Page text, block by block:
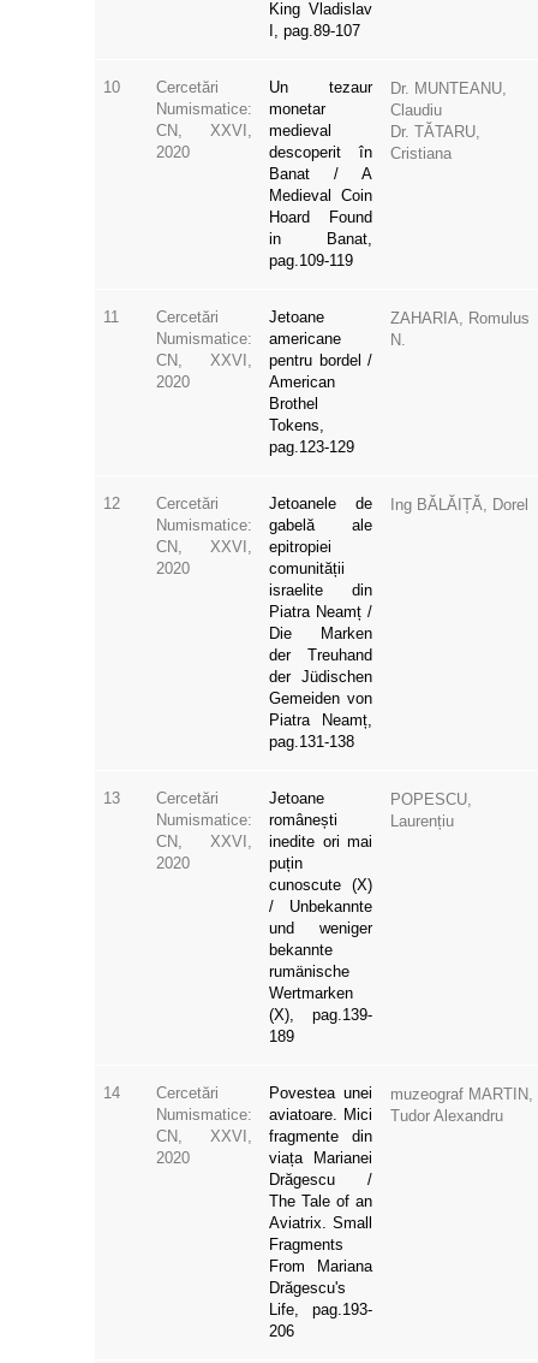
I, pag.89-107
10
Cercetări
Numismatice:
CN, XXVI,
2020
Un tezaur
medieval
descoperit în
Banat / A
Medieval Coin
Hoard Found
in Banat,
pag.109-119
Dr. MUNTEANU,
Claudiu
Dr. TĂTARU,
Cristiana
11
Cercetări
Numismatice:
CN, XXVI,
2020
Jetoane
americane
pentru bordel /
American
Brothel
Tokens,
pag.123-129
ZAHARIA, Romulus
N.
12
Cercetări
Numismatice:
CN, XXVI,
2020
Jetoanele de
gabelă ale
epitropiei
comunității
israelite din
Piatra Neamț /
Die Marken
der Treuhand
der Jüdischen
Gemeiden von
Piatra Neamț,
pag.131-138
Ing BĂLĂIȚĂ, Dorel
13
Cercetări
Numismatice:
CN, XXVI,
2020
Jetoane
românești
inedite ori mai
puțin
cunoscute (X)
/ Unbekannte
und weniger
bekannte
rumänische
Wertmarken
(X), pag.139-
189
POPESCU,
Laurențiu
14
Cercetări
Numismatice:
CN, XXVI,
2020
Povestea unei
aviatoare. Mici
fragmente din
viața Marianei
Drăgescu /
The Tale of an
Aviatrix. Small
Fragments
From Mariana
Drăgescu's
Life, pag.193-
206
muzeograf MARTIN,
Tudor Alexandru